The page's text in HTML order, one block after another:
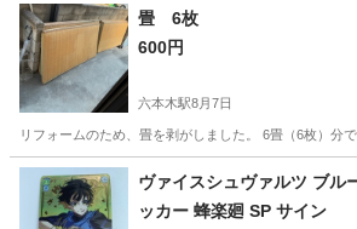
畳 6枚
600円
六本木駅8月7日
リフォームのため、畳を剥がしました。 6畳（6枚）分
東京 港区 六本木駅 その他
ヴァイスシュヴァルツ ブル
ッカー 蜂楽廻 SP サイン